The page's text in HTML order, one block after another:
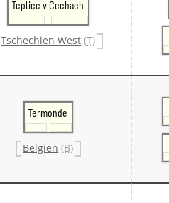
Teplice v Cechach
Tschechien West (T)
Termonde
Belgien (B)